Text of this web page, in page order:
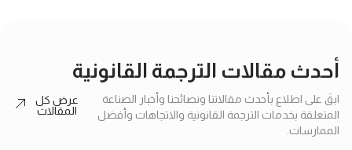
أحدث مقالات الترجمة القانونية
ابقَ على اطلاع بأحدث مقالاتنا ونصائحنا وأخبار الصناعة
المتعلقة بخدمات الترجمة القانونية والاتجاهات وأفضل
الممارسات.
عرض كل
المقالات